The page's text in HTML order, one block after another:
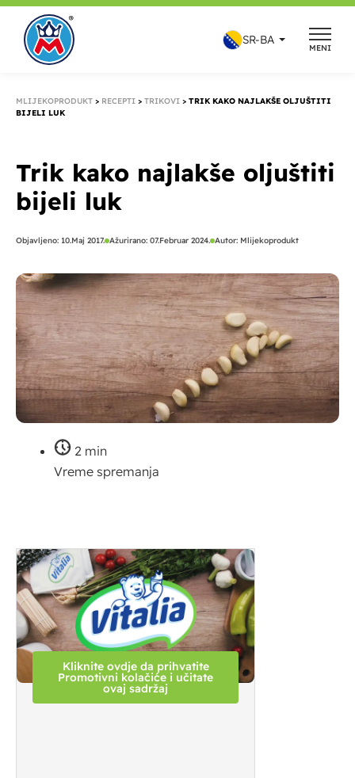
Skip
content
SR-BA
MENI
MLIJEKOPRODUKT > RECEPTI > TRIKOVI > TRIK KAKO NAJLAKŠE OLJUŠTITI
BIJELI LUK
Trik kako najlakše oljuštiti
bijeli luk
Objavljeno: 10.Maj 2017. Ažurirano: 07.Februar 2024. Autor: Mlijekoprodukt
2 min
Vreme spremanja
Kliknite ovdje da prihvatite
Promotivni kolačiće i učitate
ovaj sadržaj